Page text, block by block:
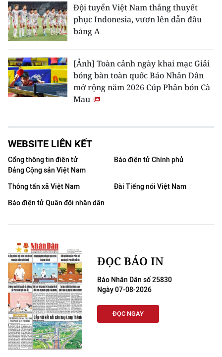
Đội tuyển Việt Nam thắng thuyết
phục Indonesia, vươn lên dẫn đầu
bảng A
[Ảnh] Toàn cảnh ngày khai mạc Giải
bóng bàn toàn quốc Báo Nhân Dân
mở rộng năm 2026 Cúp Phân bón Cà
Mau
WEBSITE LIÊN KẾT
Cổng thông tin điện tử
Đảng Cộng sản Việt Nam
Báo điện tử Chính phủ
Thông tấn xã Việt Nam
Đài Tiếng nói Việt Nam
Báo điện tử Quân đội nhân dân
ĐỌC BÁO IN
Báo Nhân Dân số 25830
Ngày 07-08-2026
ĐỌC NGAY